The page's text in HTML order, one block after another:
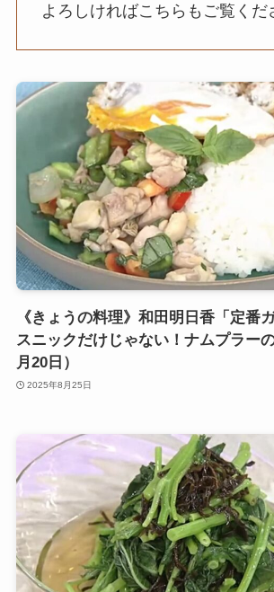
よろしければこちらもご覧くだ
《きょうの料理》和田明日香「定番
スニックだけじゃない！ナムプラー
月20日）
2025年8月25日